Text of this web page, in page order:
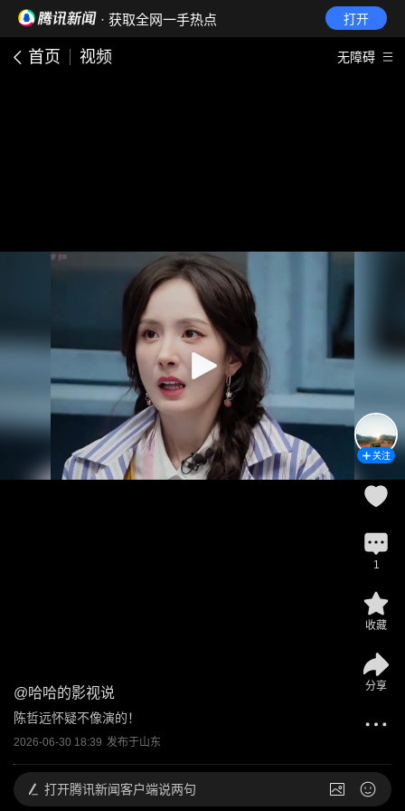
· 获取全网一手热点 打开
首页 视频 无障碍
@哈哈的影视说
陈哲远怀疑不像演的！
2026-06-30 18:39 发布于山东
关注
1
收藏
分享
打开腾讯新闻客户端说两句